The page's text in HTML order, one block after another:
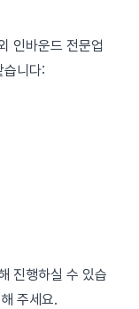
인바운드 전문업
습니다:
진행하실 수 있습
주세요.